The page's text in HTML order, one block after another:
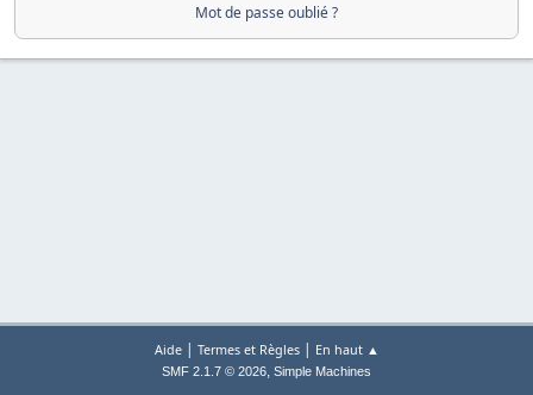
Mot de passe oublié ?
Aide| Termes et Règles| En haut ▲
SMF 2.1.7 © 2026, Simple Machines